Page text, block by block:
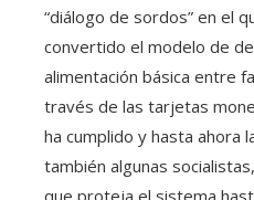
“diálogo de sordos” en el
convertido el modelo de
alimentación básica entre
través de las tarjetas
ha cumplido y hasta ahora
también algunas